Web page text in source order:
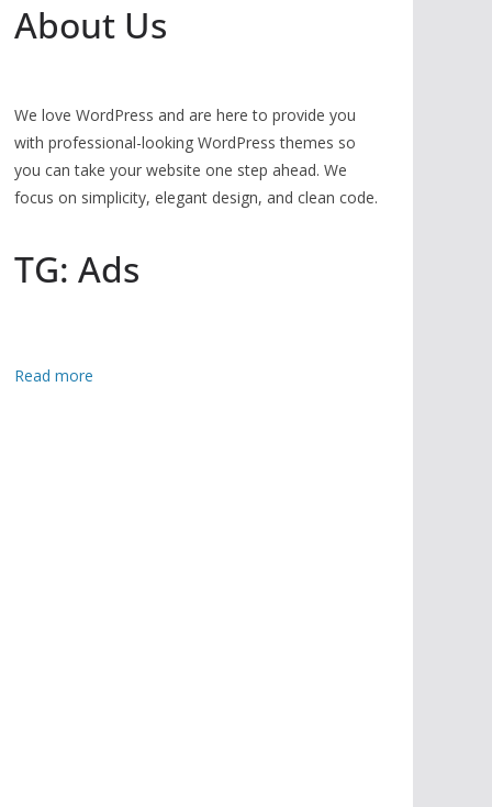
About Us
We love WordPress and are here to provide you
with professional-looking WordPress themes so
you can take your website one step ahead. We
focus on simplicity, elegant design, and clean code.
TG: Ads
Read more